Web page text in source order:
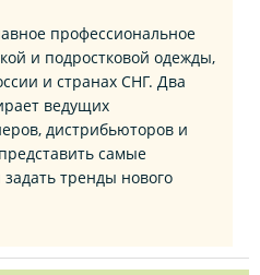
профессиональное
и подростковой одежды,
и странах СНГ. Два
ведущих
дистрибьюторов и
самые
тренды нового